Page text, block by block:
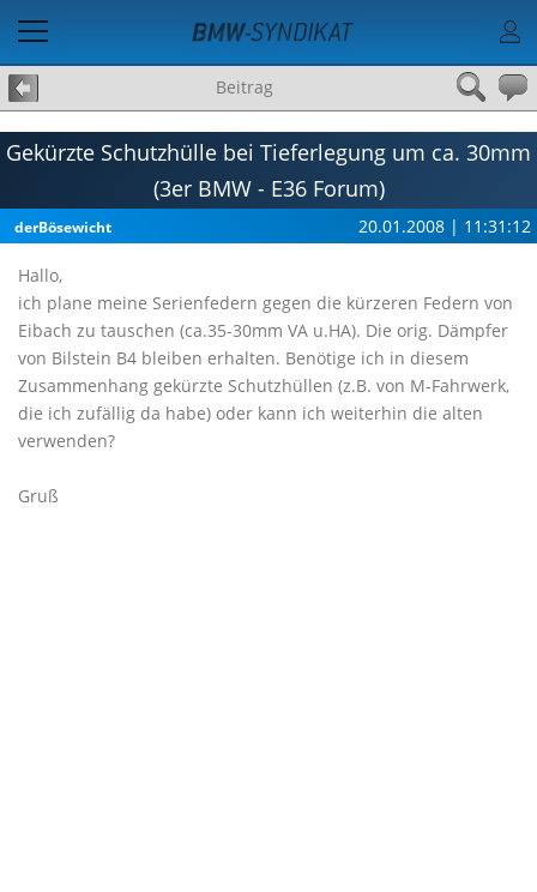
Beitrag
Gekürzte Schutzhülle bei Tieferlegung um ca. 30mm
(3er BMW - E36 Forum)
derBösewicht 20.01.2008 | 11:31:12
Hallo,
ich plane meine Serienfedern gegen die kürzeren Federn von
Eibach zu tauschen (ca.35-30mm VA u.HA). Die orig. Dämpfer
von Bilstein B4 bleiben erhalten. Benötige ich in diesem
Zusammenhang gekürzte Schutzhüllen (z.B. von M-Fahrwerk,
die ich zufällig da habe) oder kann ich weiterhin die alten
verwenden?
Gruß